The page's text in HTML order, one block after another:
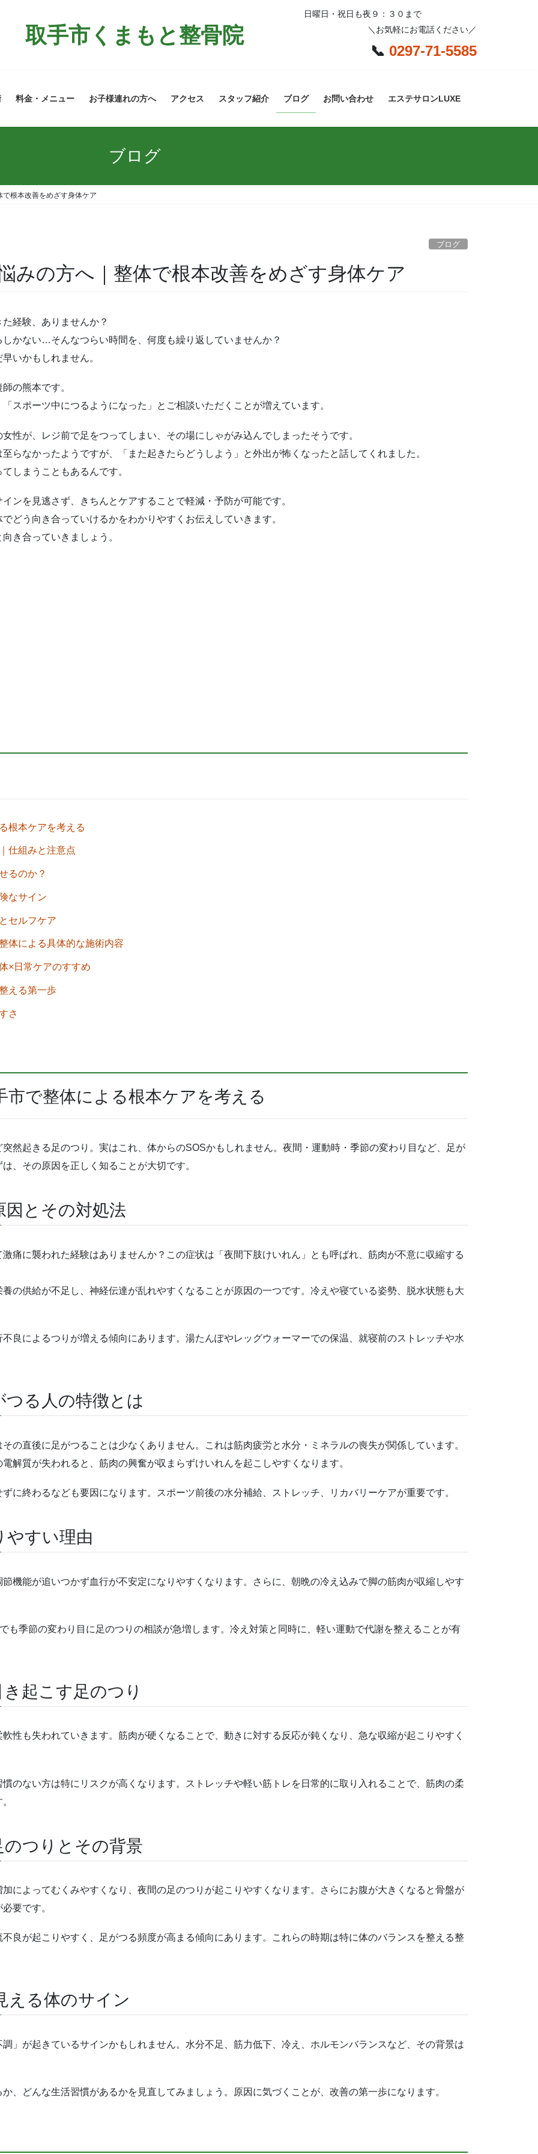
取手市くまもと整骨院
日曜日・祝日も夜９：３０まで
＼お気軽にお電話ください／
📞 0297-71-5585
料金・メニュー お子様連れの方へ アクセス スタッフ紹介 ブログ お問い合わせ エステサロンLUXE
ブログ
根本改善をめざす身体ケア
ブログ
みの方へ｜整体で根本改善をめざす身体ケア
経験、ありませんか？
かない…そんなつらい時間を、何度も繰り返していませんか？
いかもしれません。
の熊本です。
スポーツ中につるようになった」とご相談いただくことが増えています。
性が、レジ前で足をつってしまい、その場にしゃがみ込んでしまったそうです。
らなかったようですが、「また起きたらどうしよう」と外出が怖くなったと話してくれました。
しまうこともあるんです。
ンを見逃さず、きちんとケアすることで軽減・予防が可能です。
どう向き合っていけるかをわかりやすくお伝えしていきます。
き合っていきましょう。
根本ケアを考える
仕組みと注意点
るのか？
なサイン
セルフケア
体による具体的な施術内容
×日常ケアのすすめ
える第一歩
さ
で整体による根本ケアを考える
然起きる足のつり。実はこれ、体からのSOSかもしれません。夜間・運動時・季節の変わり目など、足が
、その原因を正しく知ることが大切です。
とその対処法
痛に襲われた経験はありませんか？この症状は「夜間下肢けいれん」とも呼ばれ、筋肉が不意に収縮する
の供給が不足し、神経伝達が乱れやすくなることが原因の一つです。冷えや寝ている姿勢、脱水状態も大
良によるつりが増える傾向にあります。湯たんぽやレッグウォーマーでの保温、就寝前のストレッチや水
る人の特徴とは
の直後に足がつることは少なくありません。これは筋肉疲労と水分・ミネラルの喪失が関係しています。
解質が失われると、筋肉の興奮が収まらずけいれんを起こしやすくなります。
に終わるなども要因になります。スポーツ前後の水分補給、ストレッチ、リカバリーケアが重要です。
やすい理由
機能が追いつかず血行が不安定になりやすくなります。さらに、朝晩の冷え込みで脚の筋肉が収縮しやす
も季節の変わり目に足のつりの相談が急増します。冷え対策と同時に、軽い運動で代謝を整えることが有
起こす足のつり
性も失われていきます。筋肉が硬くなることで、動きに対する反応が鈍くなり、急な収縮が起こりやすく
のない方は特にリスクが高くなります。ストレッチや軽い筋トレを日常的に取り入れることで、筋肉の柔
つりとその背景
によってむくみやすくなり、夜間の足のつりが起こりやすくなります。さらにお腹が大きくなると骨盤が
要です。
良が起こりやすく、足がつる頻度が高まる傾向にあります。これらの時期は特に体のバランスを整える整
える体のサイン
」が起きているサインかもしれません。水分不足、筋力低下、冷え、ホルモンバランスなど、その背景は
、どんな生活習慣があるかを見直してみましょう。原因に気づくことが、改善の第一歩になります。